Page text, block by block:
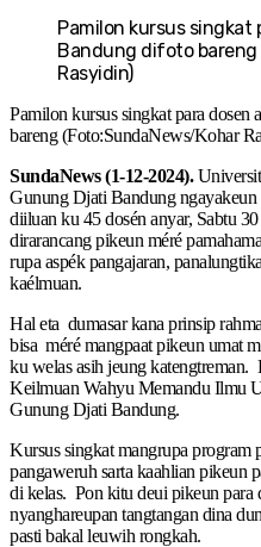
Pamilon kursus singkat
Bandung difoto
Rasyidin)
Pamilon kursus singkat para
bareng (Foto:SundaNews/Kohar
SundaNews (1-12-2024).
Gunung Djati Bandung ngayakeun
diiluan ku 45 dosén anyar, Sabtu
dirarancang pikeun méré
rupa aspék pangajaran,
kaélmuan.
Hal eta dumasar kana prinsip
bisa méré mangpaat pikeun umat
ku welas asih jeung
Keilmuan Wahyu Memandu Ilmu
Gunung Djati Bandung.
Kursus singkat mangrupa program
pangaweruh sarta kaahlian pikeun
di kelas. Pon kitu deui pikeun
nyanghareupan tangtangan dina
pasti bakal leuwih rongkah.